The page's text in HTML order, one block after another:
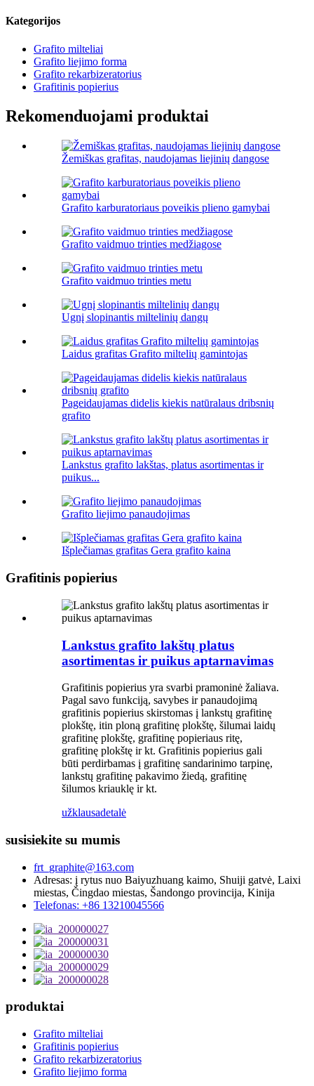
Kategorijos
Grafito milteliai
Grafito liejimo forma
Grafito rekarbizeratorius
Grafitinis popierius
Rekomenduojami produktai
Žemiškas grafitas, naudojamas liejinių dangose
Grafito karburatoriaus poveikis plieno gamybai
Grafito vaidmuo trinties medžiagose
Grafito vaidmuo trinties metu
Ugnį slopinantis miltelinių dangų
Laidus grafitas Grafito miltelių gamintojas
Pageidaujamas didelis kiekis natūralaus dribsnių
grafito
Lankstus grafito lakštas, platus asortimentas ir
puikus...
Grafito liejimo panaudojimas
Išplečiamas grafitas Gera grafito kaina
Grafitinis popierius
Lankstus grafito lakštų platus
asortimentas ir puikus aptarnavimas
Grafitinis popierius yra svarbi pramoninė žaliava.
Pagal savo funkciją, savybes ir panaudojimą
grafitinis popierius skirstomas į lankstų grafitinę
plokštę, itin ploną grafitinę plokštę, šilumai laidų
grafitinę plokštę, grafitinę popieriaus ritę,
grafitinę plokštę ir kt. Grafitinis popierius gali
būti perdirbamas į grafitinę sandarinimo tarpinę,
lankstų grafitinę pakavimo žiedą, grafitinę
šilumos kriauklę ir kt.
užklausadetalė
susisiekite su mumis
frt_graphite@163.com
Adresas: į rytus nuo Baiyuzhuang kaimo, Shuiji gatvė, Laixi
miestas, Čingdao miestas, Šandongo provincija, Kinija
Telefonas: +86 13210045566
produktai
Grafito milteliai
Grafitinis popierius
Grafito rekarbizeratorius
Grafito liejimo forma